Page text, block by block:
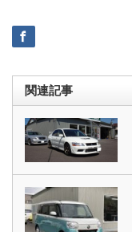
関連記事